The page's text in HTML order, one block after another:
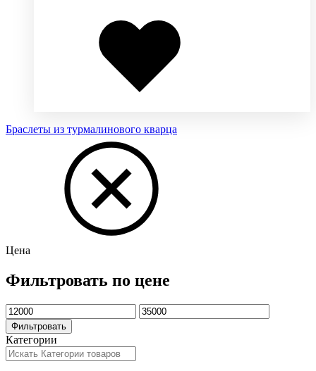
Браслеты из турмалинового кварца
Цена
Фильтровать по цене
Минимальная
цена
Максимальная
цена
Фильтровать
Категории